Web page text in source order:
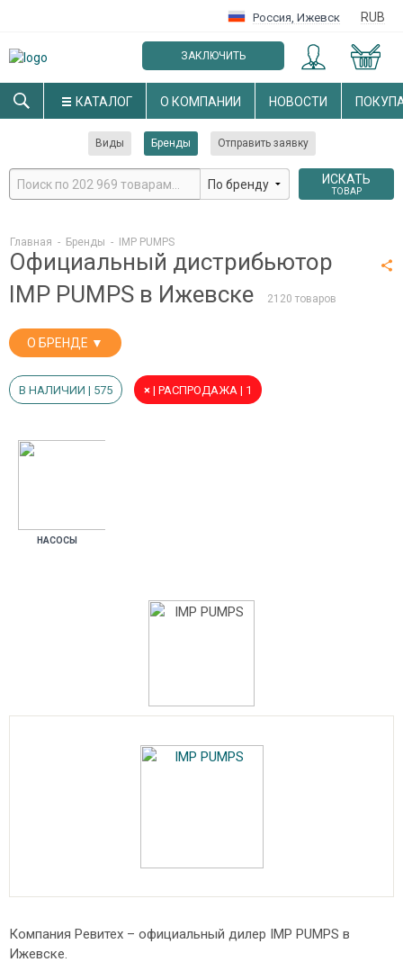
Россия, Ижевск RUB
ЗАКЛЮЧИТЬ
ОПТОВЫЙ ДОГОВОР
КАТАЛОГ О КОМПАНИИ НОВОСТИ
Виды Бренды Отправить заявку
ИСКАТЬ
ТОВАР
Главная - Бренды - IMP PUMPS
Официальный дистрибьютор
IMP PUMPS в Ижевске
2120 товаров
О БРЕНДЕ ▼
В НАЛИЧИИ | 575 × | РАСПРОДАЖА | 1
НА­СОСЫ
Компания Ревитех – официальный дилер IMP PUMPS в
Ижевске.